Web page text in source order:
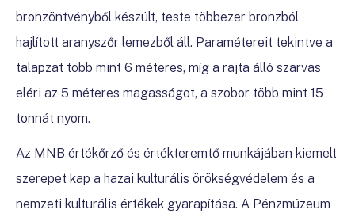
bronzöntvényből készült, teste többezer bronzból
hajlított aranyszőr lemezből áll. Paramétereit tekintve a
talapzat több mint 6 méteres, míg a rajta álló szarvas
eléri az 5 méteres magasságot, a szobor több mint 15
tonnát nyom.
Az MNB értékőrző és értékteremtő munkájában kiemelt
szerepet kap a hazai kulturális örökségvédelem és a
nemzeti kulturális értékek gyarapítása. A Pénzmúzeum